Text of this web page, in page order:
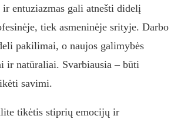
entuziazmas gali atnešti didelį
tiek asmeninėje srityje. Darbo
pakilimai, o naujos galimybės
ir natūraliai. Svarbiausia – būti
savimi.
tikėtis stiprių emocijų ir